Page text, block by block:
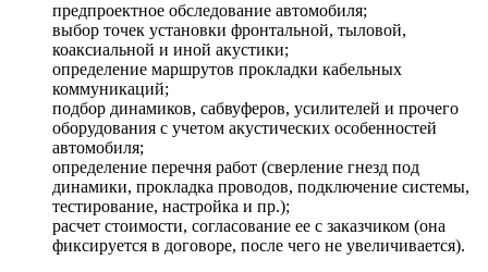
предпроектное обследование автомобиля;
выбор точек установки фронтальной, тыловой,
коаксиальной и иной акустики;
определение маршрутов прокладки кабельных
коммуникаций;
подбор динамиков, сабвуферов, усилителей и прочего
оборудования с учетом акустических особенностей
автомобиля;
определение перечня работ (сверление гнезд под
динамики, прокладка проводов, подключение системы,
тестирование, настройка и пр.);
расчет стоимости, согласование ее с заказчиком (она
фиксируется в договоре, после чего не увеличивается).